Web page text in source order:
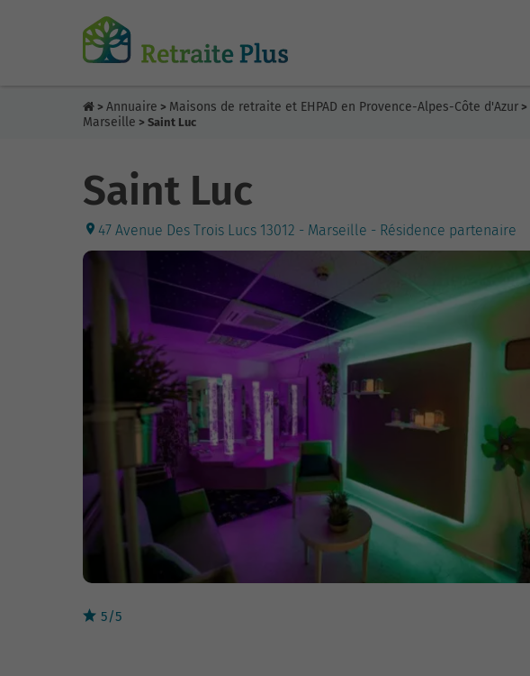
> Annuaire > Maisons de retraite et EHPAD en Provence-Alpes-Côte d'Azur >
Marseille > Saint Luc
Saint Luc
47 Avenue Des Trois Lucs 13012 - Marseille - Résidence partenaire
5/5